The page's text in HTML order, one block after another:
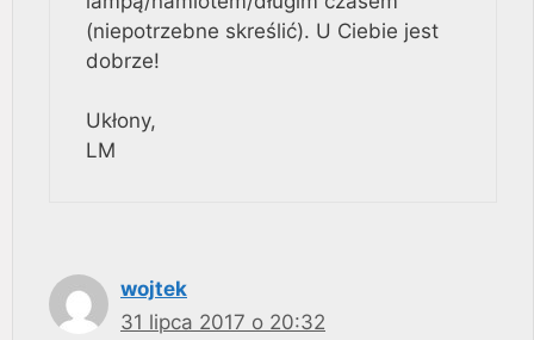
(niepotrzebne skreślić). U Ciebie jest
dobrze!
Ukłony,
LM
wojtek
31 lipca 2017 o 20:32